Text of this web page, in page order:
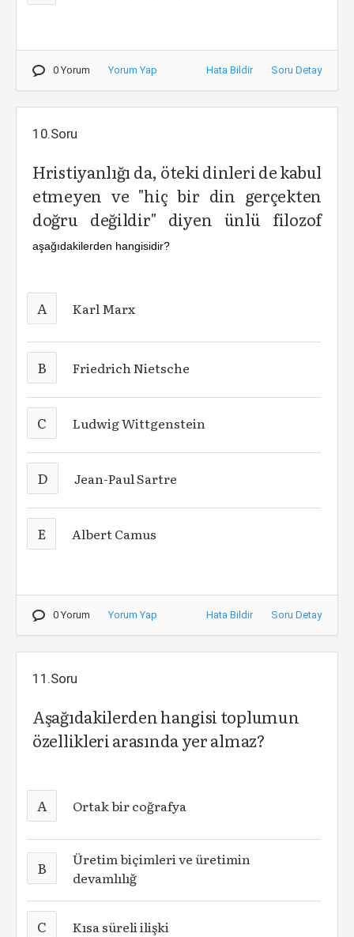
0 Yorum Yorum Yap Hata Bildir Soru Detay
10.Soru
Hristiyanlığı da, öteki dinleri de kabul
etmeyen ve "hiç bir din gerçekten
doğru değildir" diyen ünlü filozof
aşağıdakilerden hangisidir?
A Karl Marx
B Friedrich Nietsche
C Ludwig Wittgenstein
D Jean-Paul Sartre
E Albert Camus
0 Yorum Yorum Yap Hata Bildir Soru Detay
11.Soru
Aşağıdakilerden hangisi toplumun
özellikleri arasında yer almaz?
A Ortak bir coğrafya
B
Üretim biçimleri ve üretimin
devamlılığ
C Kısa süreli ilişki